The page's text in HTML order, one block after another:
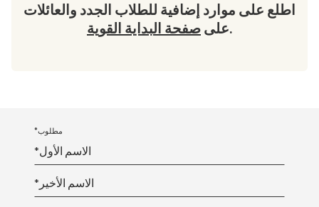
اطلع على موارد إضافية للطلاب الجدد والعائلات
على صفحة البداية القوية .
*مطلوب
*الاسم الأول
*الاسم الأخير